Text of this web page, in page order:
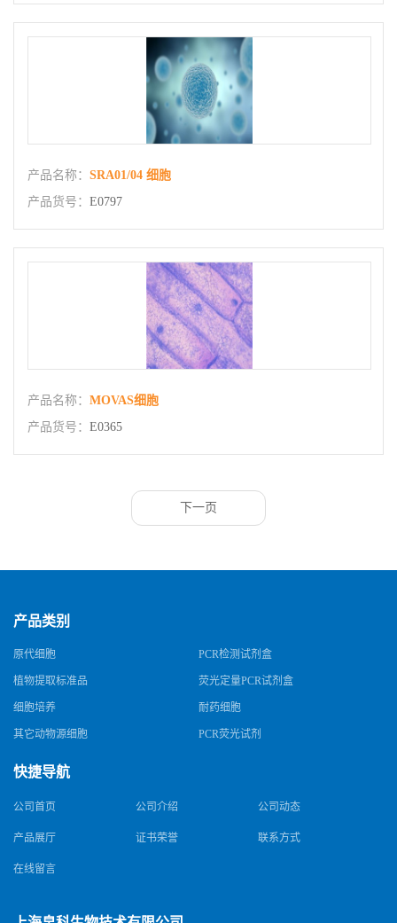
产品名称： SRA01/04 细胞
产品货号： E0797
产品名称： MOVAS细胞
产品货号： E0365
下一页
产品类别
原代细胞 PCR检测试剂盒
植物提取标准品 荧光定量PCR试剂盒
细胞培养 耐药细胞
其它动物源细胞 PCR荧光试剂
快捷导航
公司首页 公司介绍 公司动态
产品展厅 证书荣誉 联系方式
在线留言